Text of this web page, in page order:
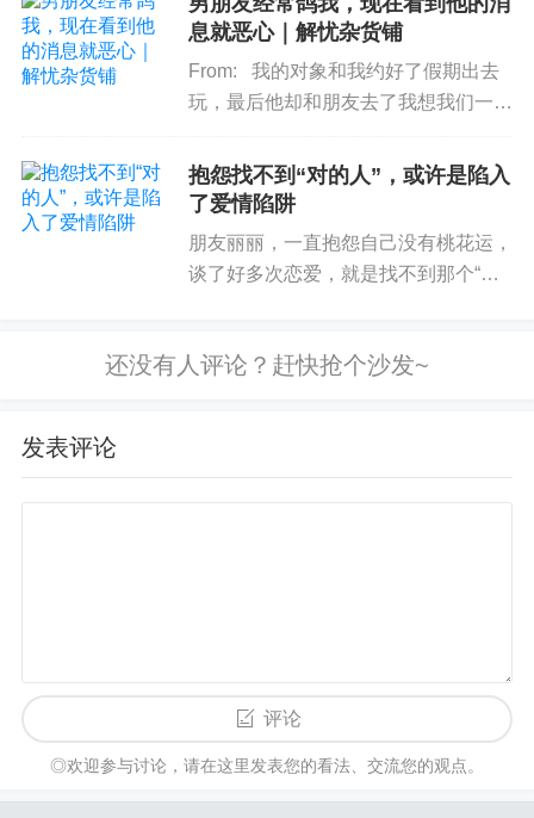
伴侣们并非是因为拥有理想化的期望值而受到羁
绊。他们之所以受到羁绊，是因为他们不会以心平
气和的方式讨论对于彼此期望，是因为他们因配偶
良好的沟通是重要的。某种期望（“我一直希
望……”），而非归咎责任（“你从来没有……”），
是奠定婚姻期间伴侣之间相互适应的基石。
Sternberg提出的爱情三元论认为，爱情是一个三角
形，不等长的三边分别是激情、亲密和承诺，若是
相爱之初，伴侣常常追求着爱情中的激情，而随着
生活与未来时，他们必须经历一段艰难的调整期，
之后才能完成从恋人到真正伴侣的转变。
他们要学会适应彼此的行为方式，但成功的适应并
子越说越生气，内心的火气肉眼可见地
息就恶心｜解忧杂货铺
From: 我的对象和我约好了假期出去
玩，最后他却和朋友去了我想我们一起
情，这让我感到很受伤。这不是第一次
了，每次和我约好后，又反悔拒绝，或
抱怨找不到“对的人”，或许是陷入
了爱情陷阱
朋友丽丽，一直抱怨自己没有桃花运，
谈了好多次恋爱，就是找不到那个“对
觉得这个男生挺好的，长得帅，工作也
发表评论
评论
◎欢迎参与讨论，请在这里发表您的看法、交流您的观点。